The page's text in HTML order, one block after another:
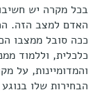
בכל מקרה יש
האדם למצב הזה.
ככה סובל ממצבו
כלכלית, וללמוד
והמדומיינות, על
הבחירות שלו